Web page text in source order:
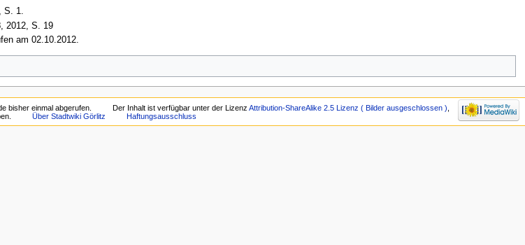
S. 1.
2012, S. 19
am 02.10.2012.
bisher einmal abgerufen. Der Inhalt ist verfügbar unter der LizenzAttribution-ShareAlike 2.5 Lizenz ( Bilder ausgeschlossen )
Über Stadtwiki Görlitz Haftungsausschluss